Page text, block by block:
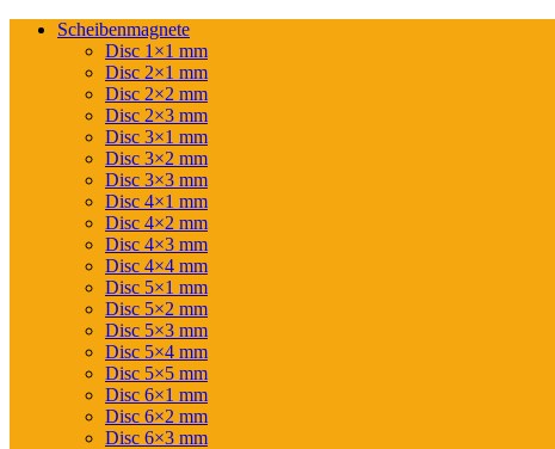
Scheibenmagnete
Disc 1×1 mm
Disc 2×1 mm
Disc 2×2 mm
Disc 2×3 mm
Disc 3×1 mm
Disc 3×2 mm
Disc 3×3 mm
Disc 4×1 mm
Disc 4×2 mm
Disc 4×3 mm
Disc 4×4 mm
Disc 5×1 mm
Disc 5×2 mm
Disc 5×3 mm
Disc 5×4 mm
Disc 5×5 mm
Disc 6×1 mm
Disc 6×2 mm
Disc 6×3 mm